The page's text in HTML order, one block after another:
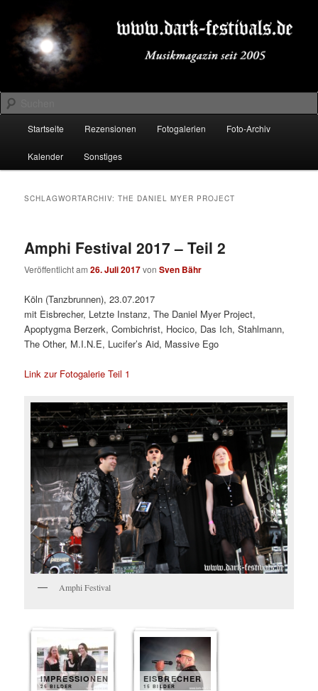
primären
Inhalt
springen
sekundären
Inhalt
springenDARK-FESTIVALS.DE
Suchen
Startseite Rezensionen Fotogalerien Foto-Archiv
Kalender Sonstiges
SCHLAGWORTARCHIV:THE DANIEL MYER PROJECT
Amphi Festival 2017 – Teil 2
Veröffentlicht am26. Juli 2017vonSven Bähr
Köln (Tanzbrunnen), 23.07.2017
mit Eisbrecher, Letzte Instanz, The Daniel Myer Project,
Apoptygma Berzerk, Combichrist, Hocico, Das Ich, Stahlmann,
The Other, M.I.N.E, Lucifer’s Aid, Massive Ego
Link zur Fotogalerie Teil 1
Amphi Festival
IMPRESSIONEN
25 BILDER
EISBRECHER
15 BILDER